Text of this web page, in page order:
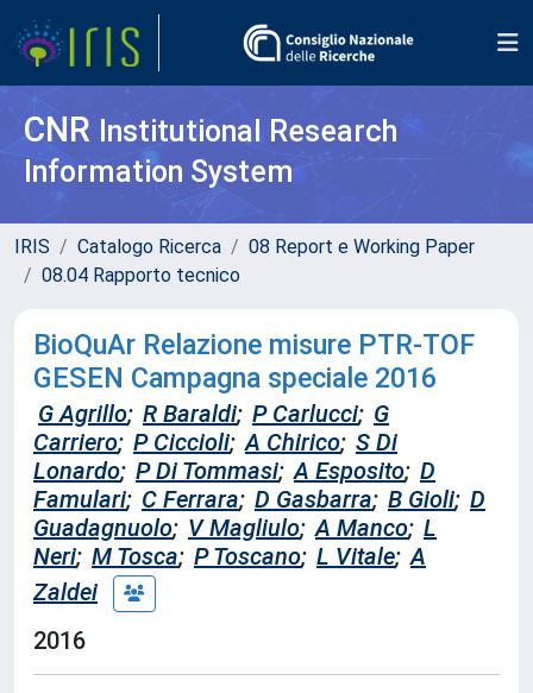
CNR Institutional Research
Information System
IRIS Catalogo Ricerca
08 Report e Working Paper
08.04 Rapporto tecnico
BioQuAr Relazione misure PTR-TOF
GESEN Campagna speciale 2016
G Agrillo; R Baraldi; P Carlucci; G
Carriero; P Ciccioli; A Chirico; S Di
Lonardo; P Di Tommasi; A Esposito; D
Famulari; C Ferrara; D Gasbarra; B Gioli; D
Guadagnuolo; V Magliulo; A Manco; L
Neri; M Tosca; P Toscano; L Vitale; A
Zaldei
2016